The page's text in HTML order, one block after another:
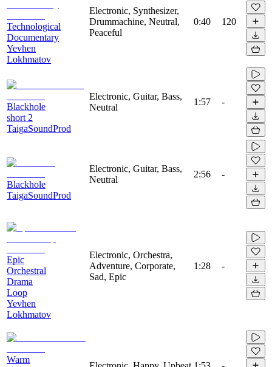
Technological
Documentary
Yevhen
Lokhmatov
Electronic, Synthesizer,
Drummachine, Neutral,
Peaceful
0:40 120
Blackhole
short 2
TaigaSoundProd
Electronic, Guitar, Bass,
Neutral
1:57 -
Blackhole
TaigaSoundProd
Electronic, Guitar, Bass,
Neutral
2:56 -
Epic
Orchestral
Drama
Loop
Yevhen
Lokhmatov
Electronic, Orchestra,
Adventure, Corporate,
Sad, Epic
1:28 -
Warm